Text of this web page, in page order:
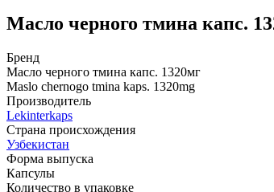
Масло черного тмина капс.
Бренд
Масло черного тмина капс. 1320мг
Maslo chernogo tmina kaps. 1320mg
Производитель
Lekinterkaps
Страна происхождения
Узбекистан
Форма выпуска
Капсулы
Количество в упаковке